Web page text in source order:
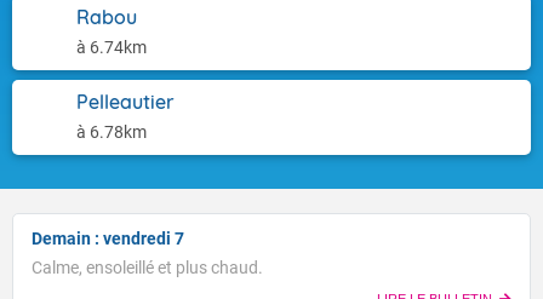
Rabou
à 6.74km
Pelleautier
à 6.78km
Demain : vendredi 7
Calme, ensoleillé et plus chaud.